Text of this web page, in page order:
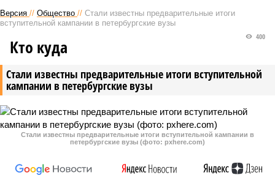
Версия // Общество // Стали известны предварительные итоги
вступительной кампании в петербургские вузы
Стали известны предварительные итоги вступительной
кампании в петербургские вузы
400
Кто куда
Стали известны предварительные итоги вступительной кампании в
петербургские вузы (фото: pxhere.com)